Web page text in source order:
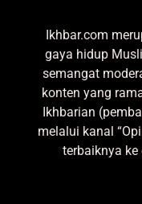
Ikhbar.com
gaya hidup
semangat
konten yang
Ikhbarian
melalui kanal
terbaiknya ke